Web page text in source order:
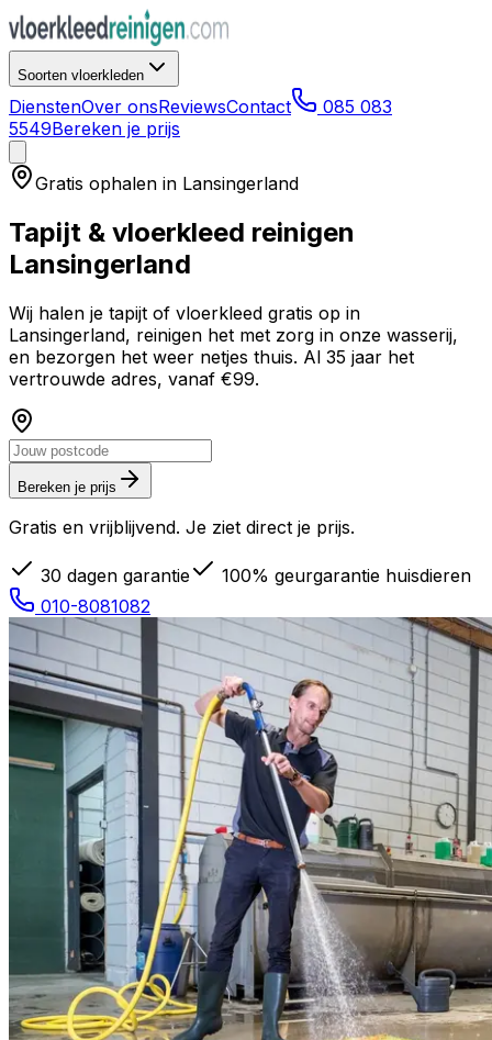
Soorten vloerkleden
DienstenOver onsReviewsContact
085 083
5549Bereken je prijs
Gratis ophalen in Lansingerland
Tapijt & vloerkleed reinigen
Lansingerland
Wij halen je tapijt of vloerkleed gratis op in
Lansingerland, reinigen het met zorg in onze wasserij,
en bezorgen het weer netjes thuis. Al 35 jaar het
vertrouwde adres, vanaf €99.
Bereken je prijs
Gratis en vrijblijvend. Je ziet direct je prijs.
30 dagen garantie
100% geurgarantie huisdieren
010-8081082